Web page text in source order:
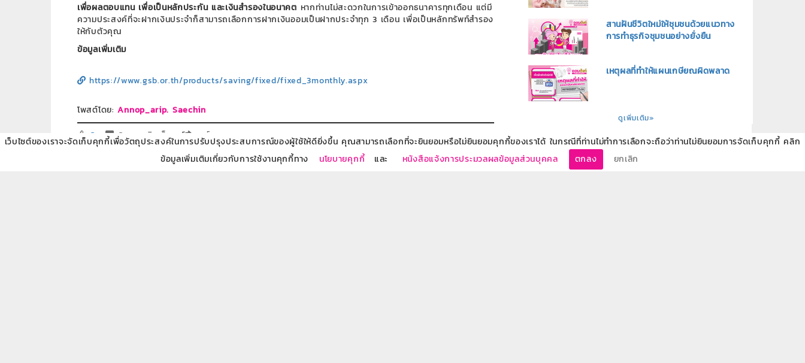
เว็บไซต์ของเราจะจัดเก็บคุกกี้เพื่อวัตถุประสงค์ในการปรับปรุงประสบการณ์ของผู้ใช้ให้ดียิ่งขึ้น คุณสามารถเลือกที่จะยินยอมหรือไม่ยินยอมคุกกี้ของเราได้ ในกรณีที่ท่านไม่ทำการเลือกจะถือว่าท่านไม่ยินยอมการจัดเก็บคุกกี้ คลิก
ข้อมูลเพิ่มเติมเกี่ยวกับการใช้งานคุกกี้ทาง
นโยบายคุกกี้ และ หนังสือแจ้งการประมวลผลข้อมูลส่วนบุคคล ตกลง ยกเลิก
เพื่อผลตอบแทน เพื่อเป็นหลักประกัน และเงินสำรองในอนาคต หากท่านไม่สะดวกในการเข้าออกธนาคารทุกเดือน แต่มี
ความประสงค์ที่จะฝากเงินประจำก็สามารถเลือกการฝากเงินออมเป็นฝากประจำทุก 3 เดือน เพื่อเป็นหลักทรัพท์สำรอง
ให้กับตัวคุณ
ข้อมูลเพิ่มเติม
https://www.gsb.or.th/products/saving/fixed/fixed_3monthly.aspx
โพสต์โดย:Annop_arip. Saechin
0
0 ความคิดเห็น แชร์
สานฝันชีวิตใหม่ให้ชุมชนด้วยแนวทาง
การทำธุรกิจชุมชนอย่างยั่งยืน
เหตุผลที่ทำให้แผนเกษียณผิดพลาด
ดูเพิ่มเติม»